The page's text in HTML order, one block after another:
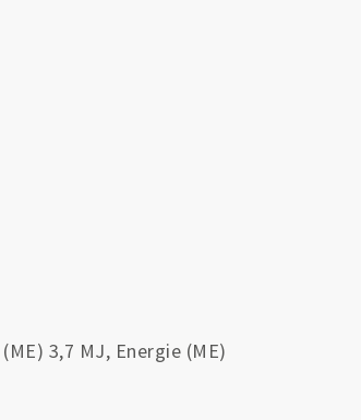
3,7 MJ, Energie (ME)